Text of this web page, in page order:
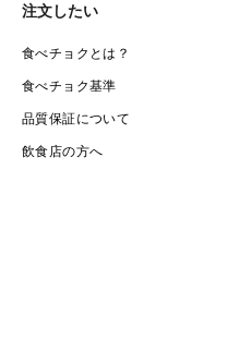
注文したい
食べチョクとは？
食べチョク基準
品質保証について
飲食店の方へ